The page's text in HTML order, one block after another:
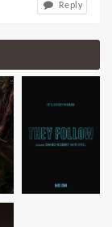
Reply